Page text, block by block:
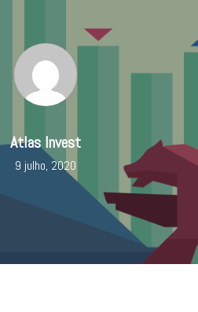
Atlas Invest
9 julho, 2020